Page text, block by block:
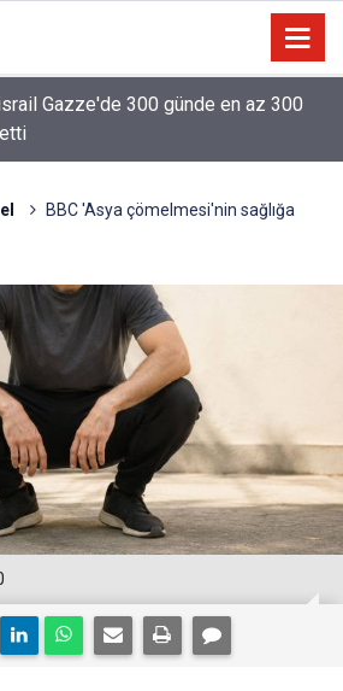
israil Gazze'de 300 günde en az 300
BBC 'Asya çömelmesi'nin sağlığa